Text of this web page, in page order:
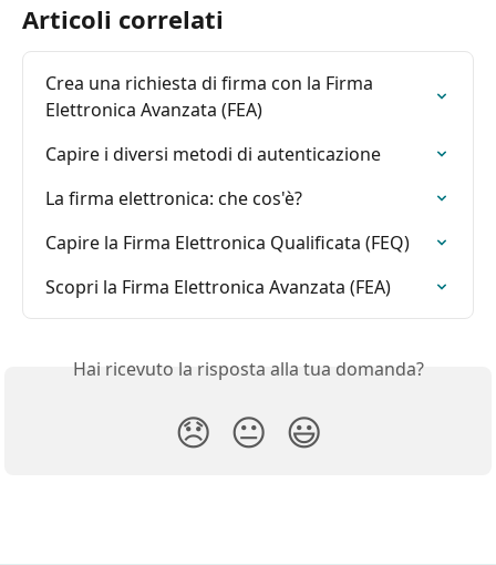
Articoli correlati
Crea una richiesta di firma con la Firma
Elettronica Avanzata (FEA)
Capire i diversi metodi di autenticazione
La firma elettronica: che cos'è?
Capire la Firma Elettronica Qualificata (FEQ)
Scopri la Firma Elettronica Avanzata (FEA)
Hai ricevuto la risposta alla tua domanda?
😞 😐 😃